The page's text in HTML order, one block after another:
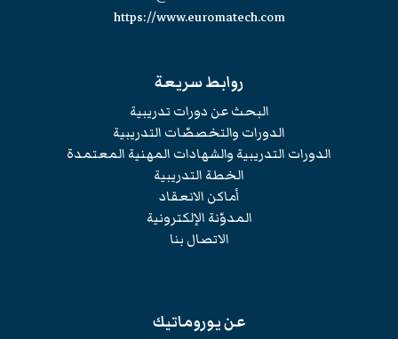
https://www.euromatech.com
روابط سريعة
البحث عن دورات تدريبية
الدورات والتخصصّات التدريبية
الدورات التدريبية والشهادات المهنية المعتمدة
الخطة التدريبية
أماكن الانعقاد
المدوّنة الإلكترونية
الاتصال بنا
عن يوروماتيك